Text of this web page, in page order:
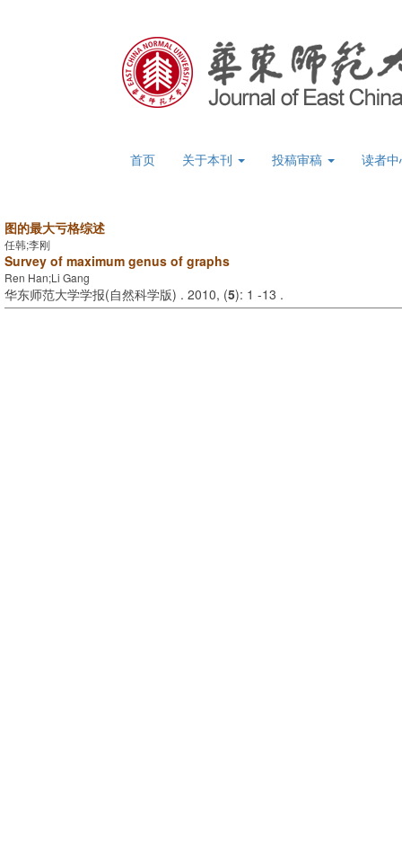
首页 关于本刊 投稿审稿 读者
图的最大亏格综述
任韩;李刚
Survey of maximum genus of graphs
Ren Han;Li Gang
华东师范大学学报(自然科学版) . 2010, (5): 1 -13 .